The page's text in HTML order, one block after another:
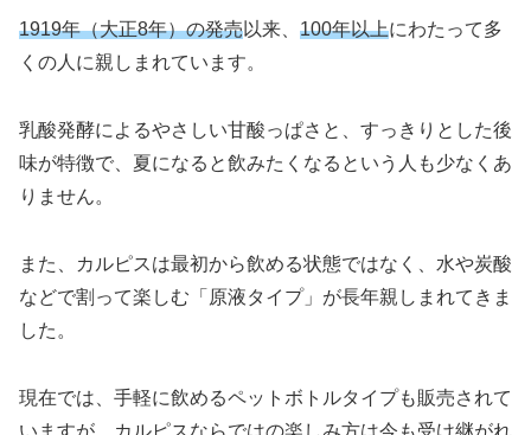
1919年（大正8年）の発売以来、 100年以上にわたって多
くの人に親しまれています。
乳酸発酵によるやさしい甘酸っぱさと、すっきりとした後
味が特徴で、夏になると飲みたくなるという人も少なくあ
りません。
また、カルピスは最初から飲める状態ではなく、水や炭酸
などで割って楽しむ「原液タイプ」が長年親しまれてきま
した。
現在では、手軽に飲めるペットボトルタイプも販売されて
いますが、カルピスならではの楽しみ方は今も受け継がれ